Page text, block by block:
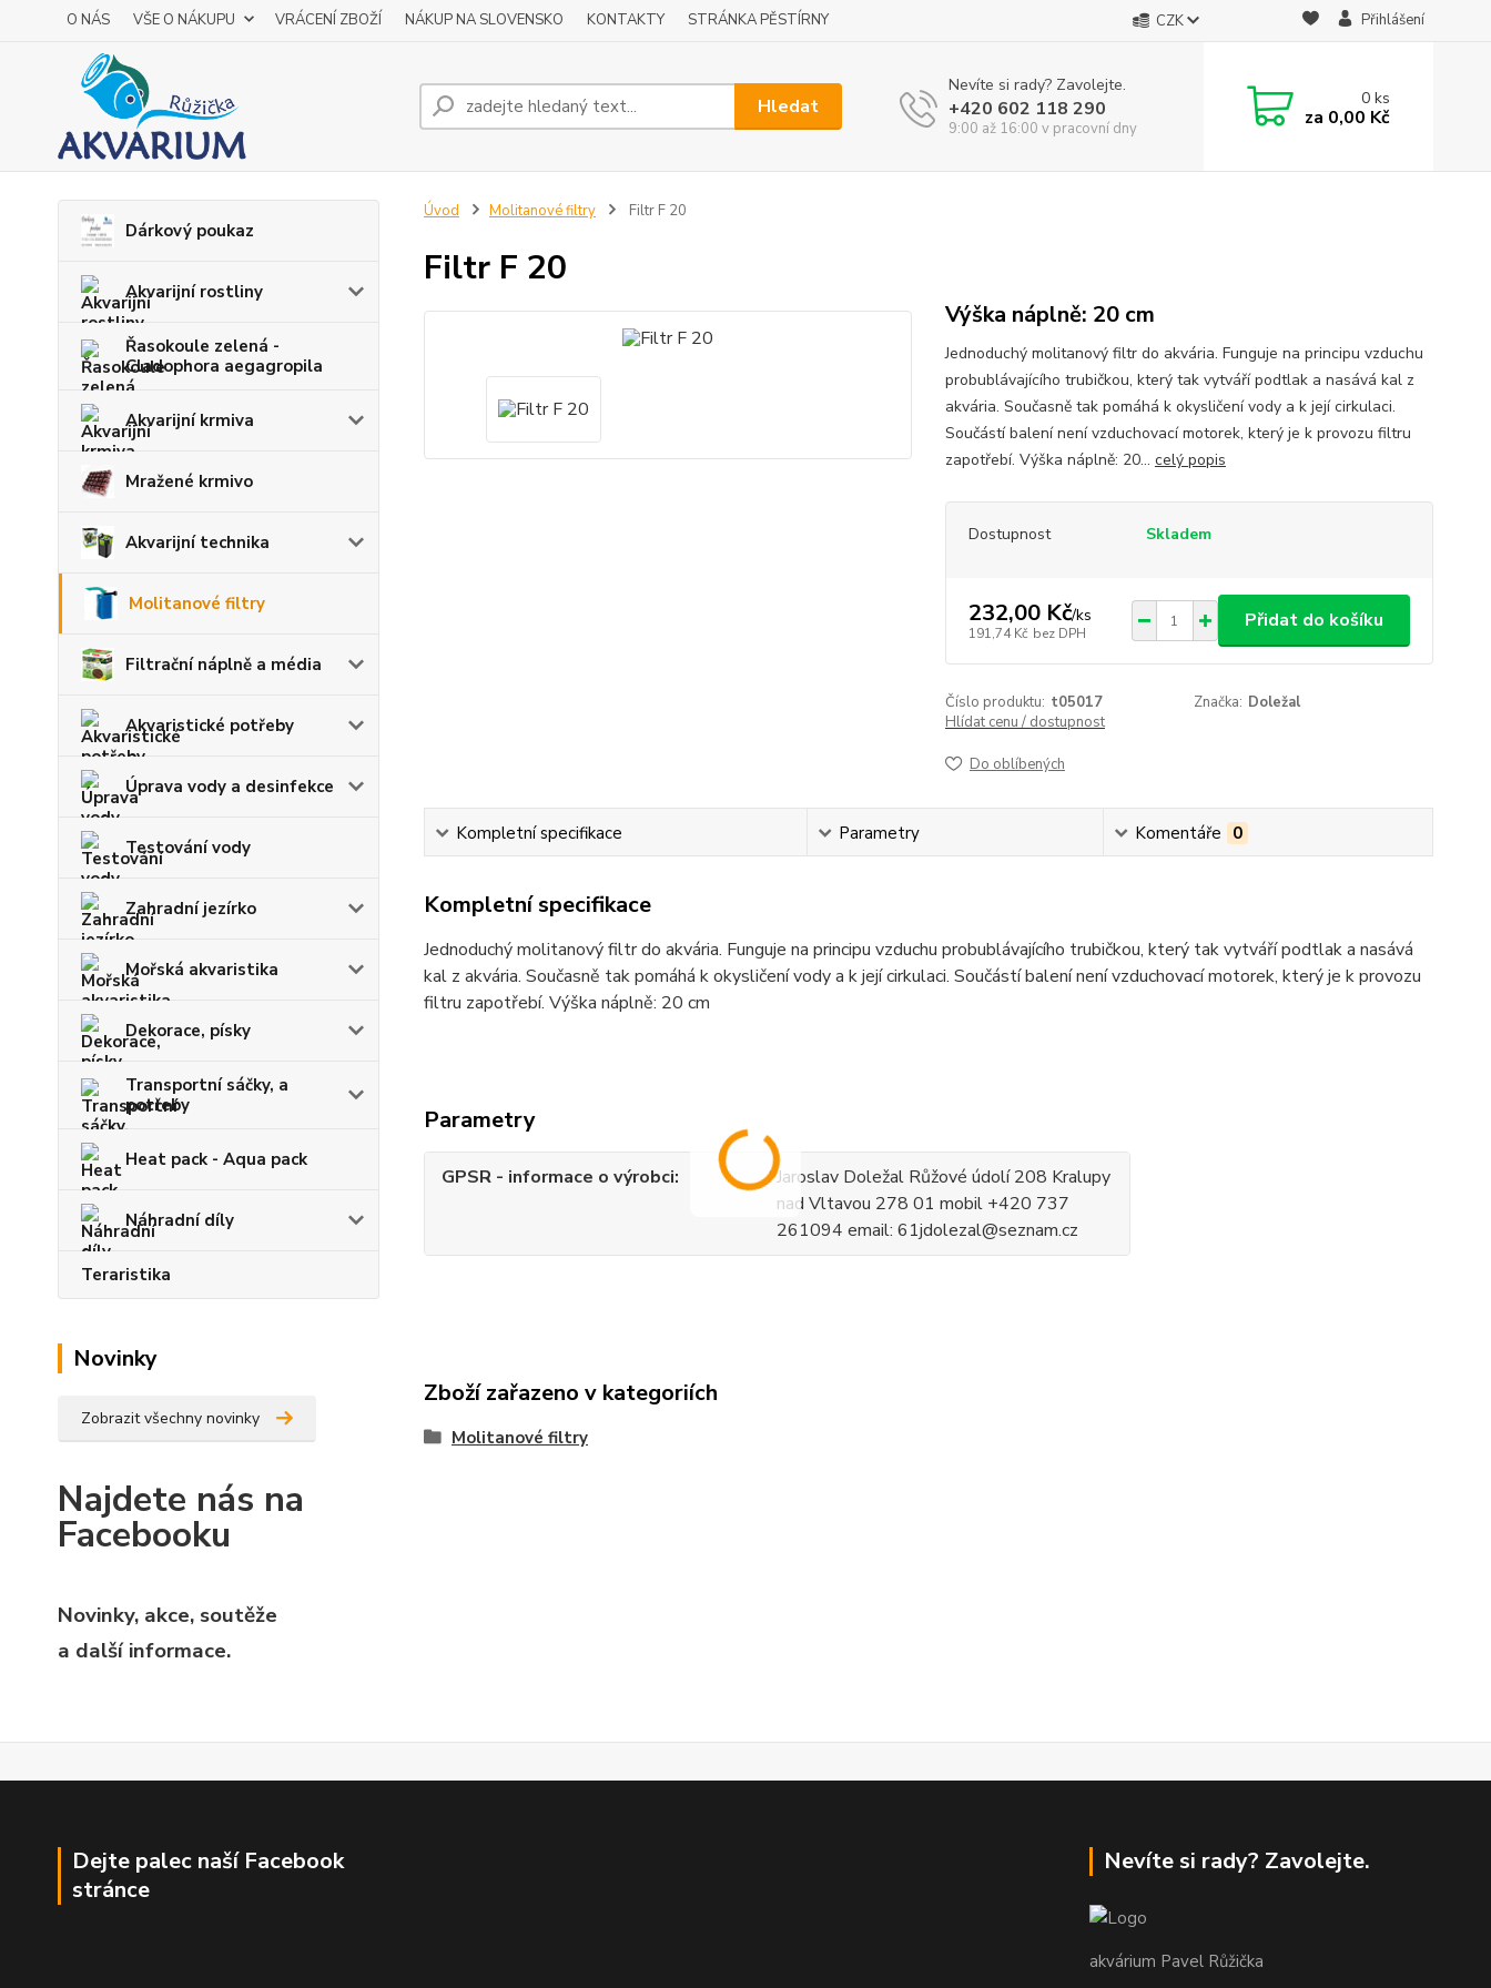
O NÁS VŠE O NÁKUPU VRÁCENÍ ZBOŽÍ NÁKUP NA SLOVENSKO KONTAKTY STRÁNKA PĚSTÍRNY CZK Přihlášení
Hledat
Nevíte si rady? Zavolejte.
+420 602 118 290
9:00 až 16:00 v pracovní dny
0ks
za 0,00 Kč
Dárkový poukaz
Akvarijní rostliny
Řasokoule zelená -
Cladophora aegagropila
Akvarijní krmiva
Mražené krmivo
Akvarijní technika
Molitanové filtry
Filtrační náplně a média
Akvaristické potřeby
Úprava vody a desinfekce
Testování vody
Zahradní jezírko
Mořská akvaristika
Dekorace, písky
Transportní sáčky, a
potřeby
Heat pack - Aqua pack
Náhradní díly
Teraristika
Novinky
Zobrazit všechny novinky
Najdete nás na
Facebooku
Novinky, akce, soutěže
a další informace.
Úvod Molitanové filtry Filtr F 20
Filtr F 20
Výška náplně: 20 cm
Jednoduchý molitanový filtr do akvária. Funguje na principu vzduchu
probublávajícího trubičkou, který tak vytváří podtlak a nasává kal z
akvária. Současně tak pomáhá k okysličení vody a k její cirkulaci.
Součástí balení není vzduchovací motorek, který je k provozu filtru
zapotřebí. Výška náplně: 20... celý popis
Dostupnost Skladem
232,00 Kč/ks
191,74 Kč bez DPH
Přidat do košíku
Číslo produktu: t05017 Značka: Doležal
Hlídat cenu / dostupnost
Do oblíbených
Kompletní specifikace Parametry Komentáře 0
Kompletní specifikace
Jednoduchý molitanový filtr do akvária. Funguje na principu vzduchu probublávajícího trubičkou, který tak vytváří podtlak a nasává
kal z akvária. Současně tak pomáhá k okysličení vody a k její cirkulaci. Součástí balení není vzduchovací motorek, který je k provozu
filtru zapotřebí. Výška náplně: 20 cm
Parametry
GPSR - informace o výrobci
Jaroslav Doležal Růžové údolí 208 Kralupy
nad Vltavou 278 01 mobil +420 737
261094 email: 61jdolezal@seznam.cz
Zboží zařazeno v kategoriích
Molitanové filtry
Dejte palec naší Facebook
stránce
Nevíte si rady? Zavolejte.
akvárium Pavel Růžička